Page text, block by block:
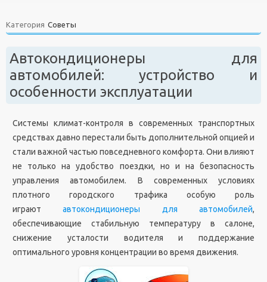
Категория Советы
Автокондиционеры для
автомобилей: устройство и
особенности эксплуатации
Системы климат-контроля в современных транспортных
средствах давно перестали быть дополнительной опцией и
стали важной частью повседневного комфорта. Они влияют
не только на удобство поездки, но и на безопасность
управления автомобилем. В современных условиях
плотного городского трафика особую роль
играютавтокондиционеры для автомобилей,
обеспечивающие стабильную температуру в салоне,
снижение усталости водителя и поддержание
оптимального уровня концентрации во время движения.